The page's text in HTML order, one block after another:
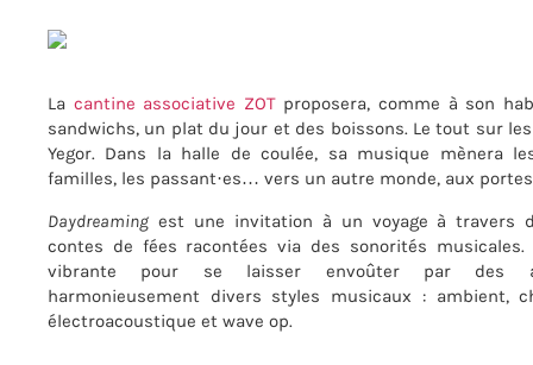
La cantine associative ZOTproposera, comme à son
sandwichs, un plat du jour et des boissons. Le tout sur
Yegor. Dans la halle de coulée, sa musique mènera
familles, les passant·es… vers un autre monde, aux
Daydreaming est une invitation à un voyage à travers
contes de fées racontées via des sonorités musicales.
vibrante pour se laisser envoûter par des
harmonieusement divers styles musicaux : ambient,
électroacoustique et wave op.